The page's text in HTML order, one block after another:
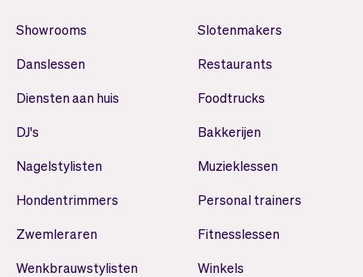
Showrooms
Danslessen
Diensten aan huis
DJ's
Nagelstylisten
Hondentrimmers
Zwemleraren
Wenkbrauwstylisten
Slotenmakers
Restaurants
Foodtrucks
Bakkerijen
Muzieklessen
Personal trainers
Fitnesslessen
Winkels